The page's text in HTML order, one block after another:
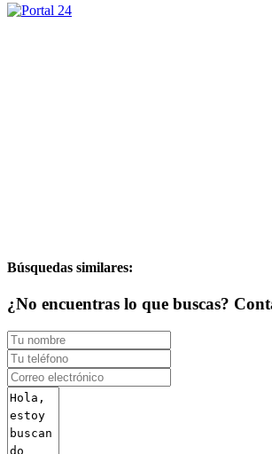
Búsquedas similares:
¿No encuentras lo que buscas?